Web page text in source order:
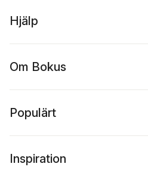
Hjälp
Om Bokus
Populärt
Inspiration